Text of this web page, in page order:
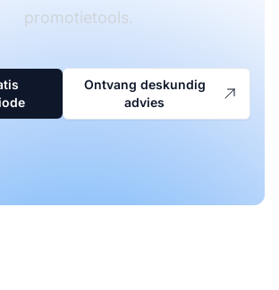
promotietools.
Ontvang deskundig
advies